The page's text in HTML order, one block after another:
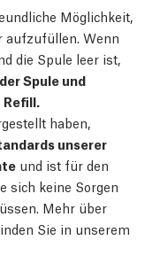
Möglichkeit,
aufzufüllen. Wenn
die Spule leer ist,
Spule und
Refill.
haben,
unserer
und ist für den
sich keine Sorgen
Mehr über
Sie in unserem